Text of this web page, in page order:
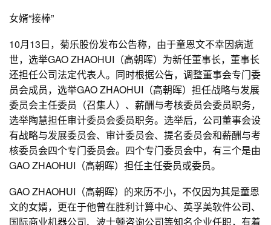
女婿“接棒”
10月13日，菊乐股份发布公告称，由于童恩文不幸因病逝
世，选举GAO ZHAOHUI（高朝晖）为新任董事长，董事长
还担任公司法定代表人。同时根据公告，调整董事会专门委
员会成员，选举GAO ZHAOHUI（高朝晖）担任战略与发展
委员会主任委员（召集人）、薪酬与考核委员会委员职务，
选举陶慧担任审计委员会委员职务。选举后，公司董事会设
有战略与发展委员会、审计委员会、提名委员会和薪酬与考
核委员会四个专门委员会。四个专门委员会中，有三个是由
GAO ZHAOHUI（高朝晖）担任主任委员或委员。
GAO ZHAOHUI（高朝晖）的来历不小，不仅因为其是童恩
文的女婿，更在于他曾在胜利计算中心、英孚美软件公司、
国际商业机器公司、波士顿咨询公司等知名企业任职，有着